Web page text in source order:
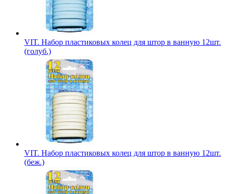
VIT. Набор пластиковых колец для штор в ванную 12шт.
(голуб.)
VIT. Набор пластиковых колец для штор в ванную 12шт.
(беж.)